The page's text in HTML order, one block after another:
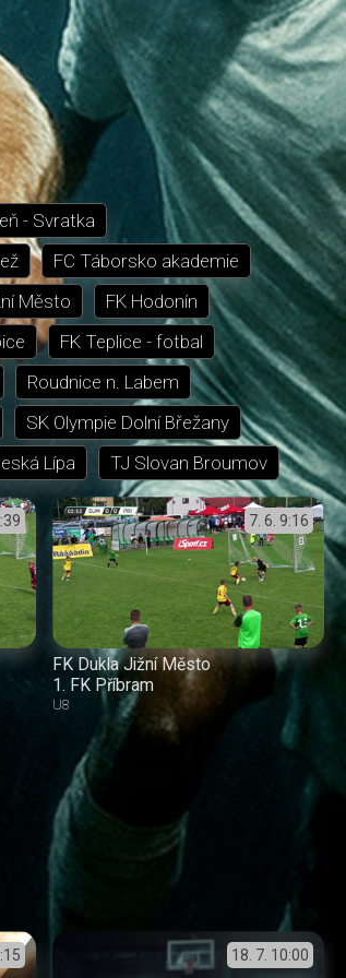
- Svratka
FC Táborsko akademie
Město
FK Hodonín
FK Teplice - fotbal
Roudnice n. Labem
SK Olympie Dolní Břežany
Lípa TJ Slovan Broumov
7. 6. 9:16
FK Dukla Jižní Město
1. FK Příbram
U8
18. 7. 10:00